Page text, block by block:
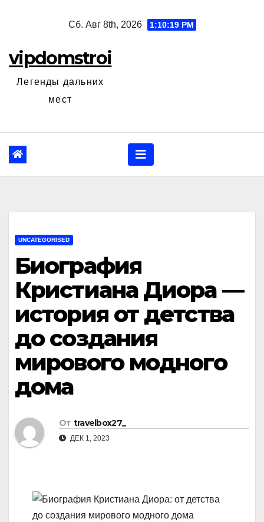
Сб. Авг 8th, 2026 1:10:20 PM
vipdomstroi
Легенды дальних
мест
UNCATEGORISED
Биография
Кристиана Диора —
история от детства
до создания
мирового модного
дома
От travelbox27_
ДЕК 1, 2023